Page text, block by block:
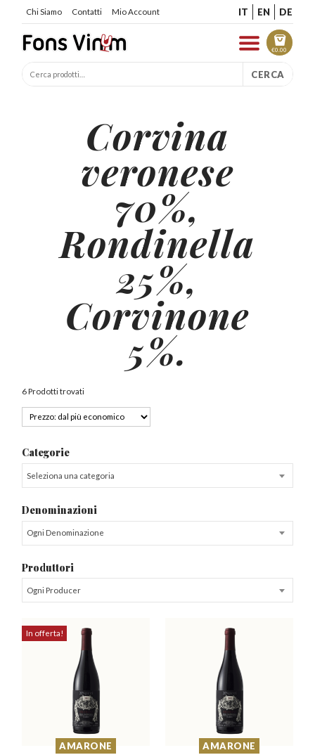
Chi Siamo Contatti Mio Account IT EN DE
€0.00
CERCA
Corvina
veronese
70%,
Rondinella
25%,
Corvinone
5%.
6 Prodotti trovati
Categorie
Seleziona una categoria
Denominazioni
Ogni Denominazione
Produttori
Ogni Producer
In offerta!
AMARONE AMARONE